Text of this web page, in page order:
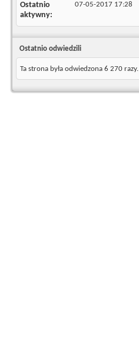
Ostatnio
aktywny
07-05-2017 17:28
Ostatnio odwiedzili
Ta strona była odwiedzona 6 270 razy.